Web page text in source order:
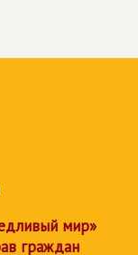
мир»
граждан